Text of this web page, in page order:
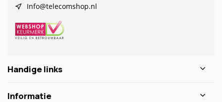
Info@telecomshop.nl
Handige links
Informatie